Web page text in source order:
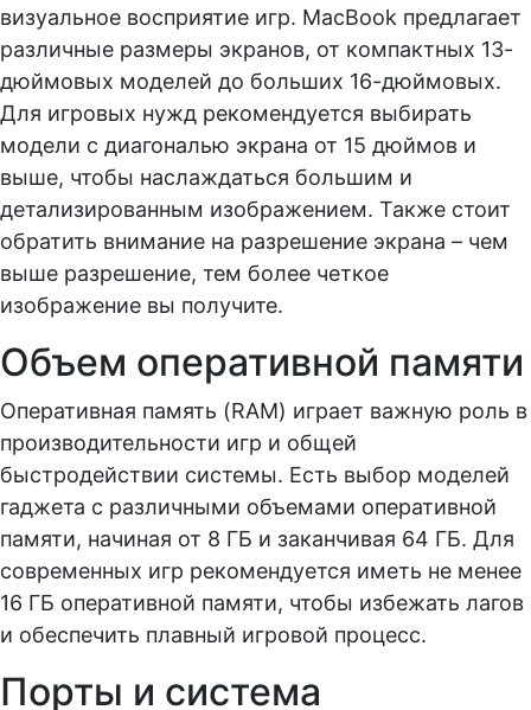
визуальное восприятие игр. MacBook предлагает
различные размеры экранов, от компактных 13-
дюймовых моделей до больших 16-дюймовых.
Для игровых нужд рекомендуется выбирать
модели с диагональю экрана от 15 дюймов и
выше, чтобы наслаждаться большим и
детализированным изображением. Также стоит
обратить внимание на разрешение экрана – чем
выше разрешение, тем более четкое
изображение вы получите.
Объем оперативной памяти
Оперативная память (RAM) играет важную роль в
производительности игр и общей
быстродействии системы. Есть выбор моделей
гаджета с различными объемами оперативной
памяти, начиная от 8 ГБ и заканчивая 64 ГБ. Для
современных игр рекомендуется иметь не менее
16 ГБ оперативной памяти, чтобы избежать лагов
и обеспечить плавный игровой процесс.
Порты и система